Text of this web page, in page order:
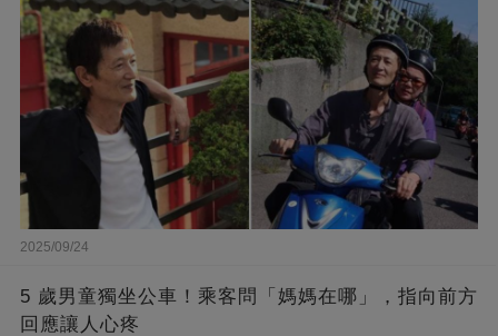
2025/09/24
5 歲男童獨坐公車！乘客問「媽媽在哪」，指向前方
回應讓人心疼